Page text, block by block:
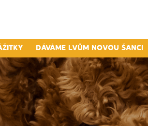
Dáváme lvům novou šanci